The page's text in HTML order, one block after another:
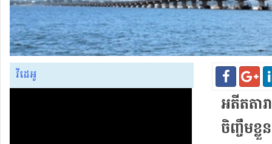
វីដេអូ
អតីត​តា
ចិញ្ចឹមខ្លួ